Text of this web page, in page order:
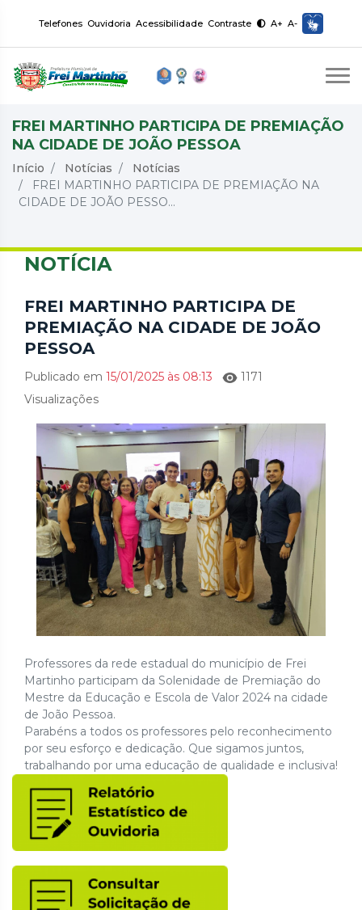
Telefones Ouvidoria Acessibilidade Contraste A+ A-
FREI MARTINHO PARTICIPA DE PREMIAÇÃO
NA CIDADE DE JOÃO PESSOA
Início Notícias
Notícias
FREI MARTINHO PARTICIPA DE PREMIAÇÃO NA
CIDADE DE JOÃO PESSO...
NOTÍCIA
FREI MARTINHO PARTICIPA DE
PREMIAÇÃO NA CIDADE DE JOÃO
PESSOA
Publicado em 15/01/2025 às 08:13
1171
Visualizações
Professores da rede estadual do município de Frei
Martinho participam da Solenidade de Premiação do
Mestre da Educação e Escola de Valor 2024 na cidade
de João Pessoa.
Parabéns a todos os professores pelo reconhecimento
por seu esforço e dedicação. Que sigamos juntos,
trabalhando por uma educação de qualidade e inclusiva!